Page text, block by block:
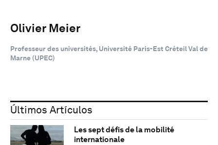
Olivier Meier
Professeur des universités, Université Paris-Est Créteil Val de
Marne (UPEC)
Últimos Artículos
Les sept défis de la mobilité
internationale